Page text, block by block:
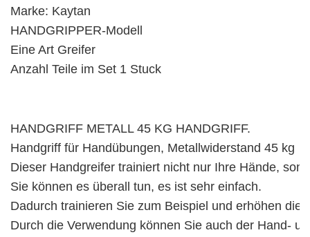
Marke: Kaytan
HANDGRIPPER-Modell
Eine Art Greifer
Anzahl Teile im Set 1 Stuck
HANDGRIFF METALL 45 KG HANDGRIFF.
Handgriff für Handübungen, Metallwiderstand 45 kg
Dieser Handgreifer trainiert nicht nur Ihre Hände,
Sie können es überall tun, es ist sehr einfach.
Dadurch trainieren Sie zum Beispiel und erhöhen die
Durch die Verwendung können Sie auch der Hand-